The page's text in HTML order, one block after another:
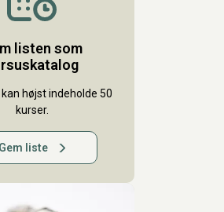
listen som
højst indeholde 50
kurser.
Gem liste